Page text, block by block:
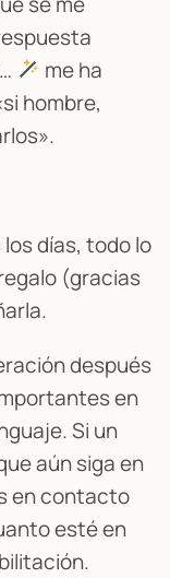
me ha
hombre,
días, todo lo
(gracias
después
en
Si un
aún siga en
en contacto
esté en